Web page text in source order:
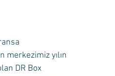
merkezimiz yılın
DR Box